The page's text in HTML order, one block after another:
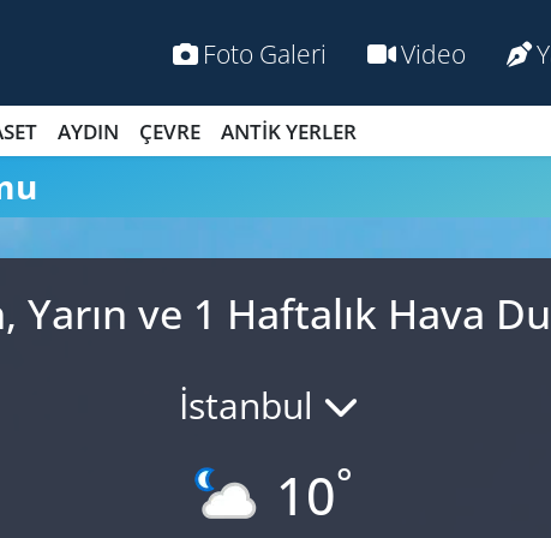
Foto Galeri Video
AYDIN ÇEVRE ANTİK YERLER
Yarın ve 1 Haftalık Hava
İstanbul
10°